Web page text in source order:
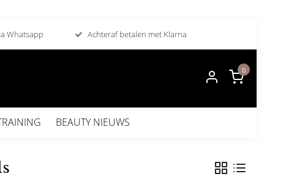
Whatsapp Achteraf betalen met Klarna
0
BEAUTY NIEUWS